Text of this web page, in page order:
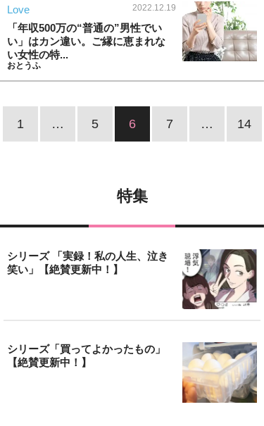
Love 2022.12.19
「年収500万の“普通の”男性でい
い」はカン違い。ご縁に恵まれな
い女性の特...
おとうふ
1 … 5 6 7 … 14
特集
シリーズ 「実録！私の人生、泣き
笑い」【絶賛更新中！】
シリーズ「買ってよかったもの」
【絶賛更新中！】